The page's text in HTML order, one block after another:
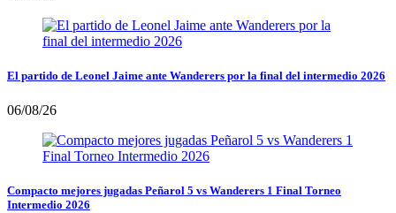
El partido de Leonel Jaime ante Wanderers por la final del intermedio 2026
06/08/26
Compacto mejores jugadas Peñarol 5 vs Wanderers 1 Final Torneo
Intermedio 2026